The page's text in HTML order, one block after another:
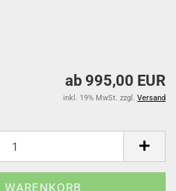
ab 995,00 EUR
inkl. 19% MwSt. zzgl. Versand